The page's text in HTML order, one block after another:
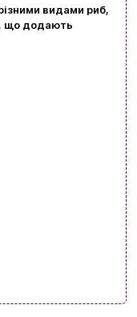
видами риб,
що додають
магазину і ви